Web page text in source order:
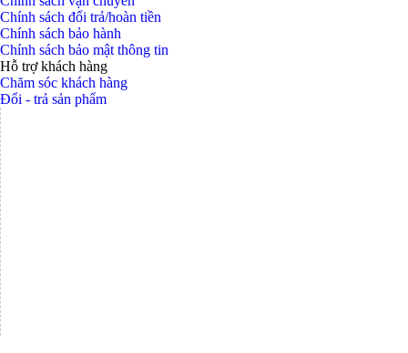
Chính sách đổi trả/hoàn tiền
Chính sách bảo hành
Chính sách bảo mật thông tin
Hỗ trợ khách hàng
Chăm sóc khách hàng
Đổi - trả sản phẩm